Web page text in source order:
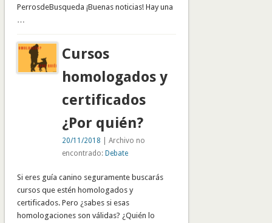
PerrosdeBusqueda ¡Buenas noticias! Hay una
…
Cursos
homologados y
certificados
¿Por quién?
20/11/2018 | Archivo no
encontrado: Debate
Si eres guía canino seguramente buscarás
cursos que estén homologados y
certificados. Pero ¿sabes si esas
homologaciones son válidas? ¿Quién lo